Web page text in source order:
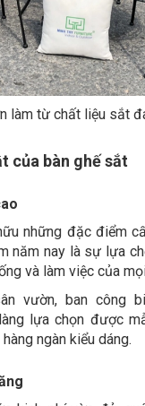
làm từ chất liệu sắt
của bàn ghế sắt
những đặc điểm
năm nay là sự lựa
và làm việc của
vườn, ban công
lựa chọn được
ngàn kiểu dáng.